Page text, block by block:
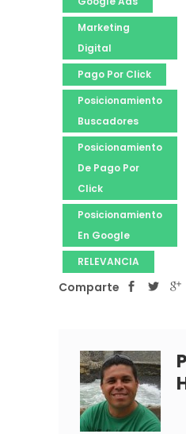
Marketing
Digital
Pago Por Click
Posicionamiento
Buscadores
Posicionamiento
De Pago Por
Click
Posicionamiento
En Google
RELEVANCIA
Comparte